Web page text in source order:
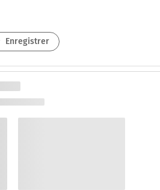
Enregistrer